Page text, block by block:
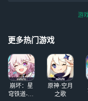
比，比我优
我努力有什么
你非要把我
墙，我每天
那何尝不是
律，风吹哪
游
更多热门游戏
崩坏：星
穹铁道-4.4
原神·空月
之歌